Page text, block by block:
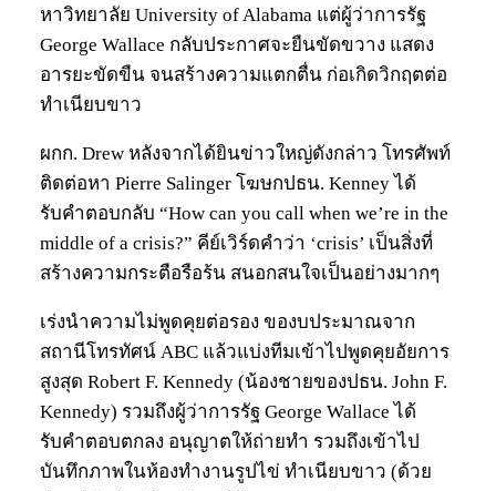
หาวิทยาลัย University of Alabama แต่ผู้ว่าการรัฐ
George Wallace กลับประกาศจะยืนขัดขวาง แสดง
อารยะขัดขืน จนสร้างความแตกตื่น ก่อเกิดวิกฤตต่อ
ทำเนียบขาว
ผกก. Drew หลังจากได้ยินข่าวใหญ่ดังกล่าว โทรศัพท์
ติดต่อหา Pierre Salinger โฆษกปธน. Kenney ได้
รับคำตอบกลับ “How can you call when we’re in the
middle of a crisis?” คีย์เวิร์ดคำว่า ‘crisis’ เป็นสิ่งที่
สร้างความกระตือรือร้น สนอกสนใจเป็นอย่างมากๆ
เร่งนำความไม่พูดคุยต่อรอง ของบประมาณจาก
สถานีโทรทัศน์ ABC แล้วแบ่งทีมเข้าไปพูดคุยอัยการ
สูงสุด Robert F. Kennedy (น้องชายของปธน. John F.
Kennedy) รวมถึงผู้ว่าการรัฐ George Wallace ได้
รับคำตอบตกลง อนุญาตให้ถ่ายทำ รวมถึงเข้าไป
บันทึกภาพในห้องทำงานรูปไข่ ทำเนียบขาว (ด้วย